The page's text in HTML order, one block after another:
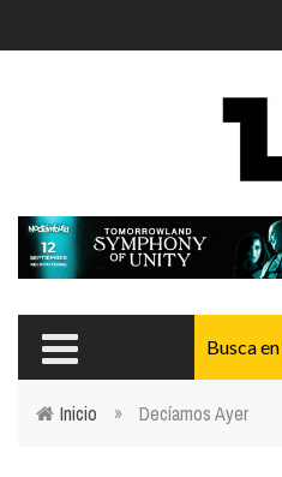
Inicio » Decíamos Ayer